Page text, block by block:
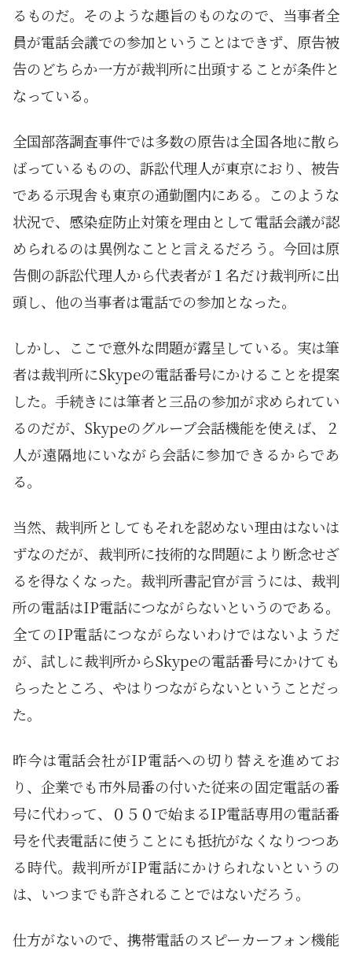
るものだ。そのような趣旨のものなので、当事者全
員が電話会議での参加ということはできず、原告被
告のどちらか一方が裁判所に出頭することが条件と
なっている。
全国部落調査事件では多数の原告は全国各地に散ら
ばっているものの、訴訟代理人が東京におり、被告
である示現舎も東京の通勤圏内にある。このような
状況で、感染症防止対策を理由として電話会議が認
められるのは異例なことと言えるだろう。今回は原
告側の訴訟代理人から代表者が１名だけ裁判所に出
頭し、他の当事者は電話での参加となった。
しかし、ここで意外な問題が露呈している。実は筆
者は裁判所にSkypeの電話番号にかけることを提案
した。手続きには筆者と三品の参加が求められてい
るのだが、Skypeのグループ会話機能を使えば、２
人が遠隔地にいながら会話に参加できるからであ
る。
当然、裁判所としてもそれを認めない理由はないは
ずなのだが、裁判所に技術的な問題により断念せざ
るを得なくなった。裁判所書記官が言うには、裁判
所の電話はIP電話につながらないというのである。
全てのIP電話につながらないわけではないようだ
が、試しに裁判所からSkypeの電話番号にかけても
らったところ、やはりつながらないということだっ
た。
昨今は電話会社がIP電話への切り替えを進めてお
り、企業でも市外局番の付いた従来の固定電話の番
号に代わって、０５０で始まるIP電話専用の電話番
号を代表電話に使うことにも抵抗がなくなりつつあ
る時代。裁判所がIP電話にかけられないというの
は、いつまでも許されることではないだろう。
仕方がないので、携帯電話のスピーカーフォン機能